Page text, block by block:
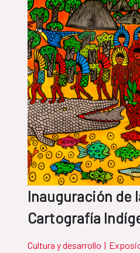
Inauguración de
Cartografía
Cultura y desarrollo |